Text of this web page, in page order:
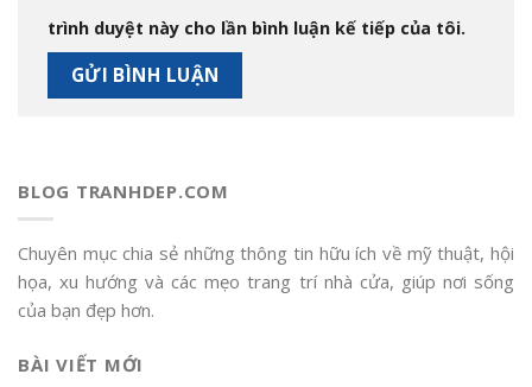
trình duyệt này cho lần bình luận kế tiếp của tôi.
BLOG TRANHDEP.COM
Chuyên mục chia sẻ những thông tin hữu ích về mỹ thuật, hội
họa, xu hướng và các mẹo trang trí nhà cửa, giúp nơi sống
của bạn đẹp hơn.
BÀI VIẾT MỚI